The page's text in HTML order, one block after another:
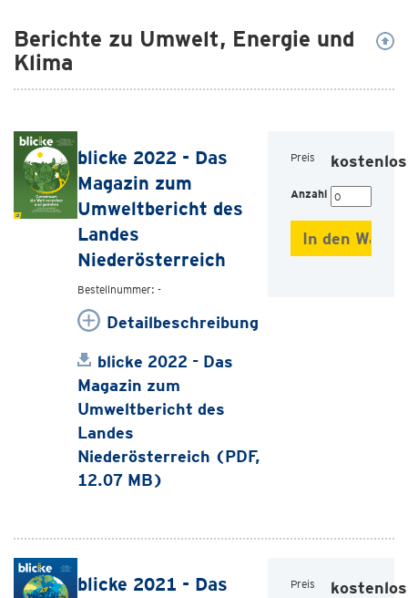
Berichte zu Umwelt, Energie und
Klima
blicke 2022 - Das
Magazin zum
Umweltbericht des
Landes
Niederösterreich
Bestellnummer: -
Detailbeschreibung
blicke 2022 - Das
Magazin zum
Umweltbericht des
Landes
Niederösterreich (PDF,
12.07 MB)
Preis kostenlos
Anzahl
blicke 2021 - Das
Preis kostenlos